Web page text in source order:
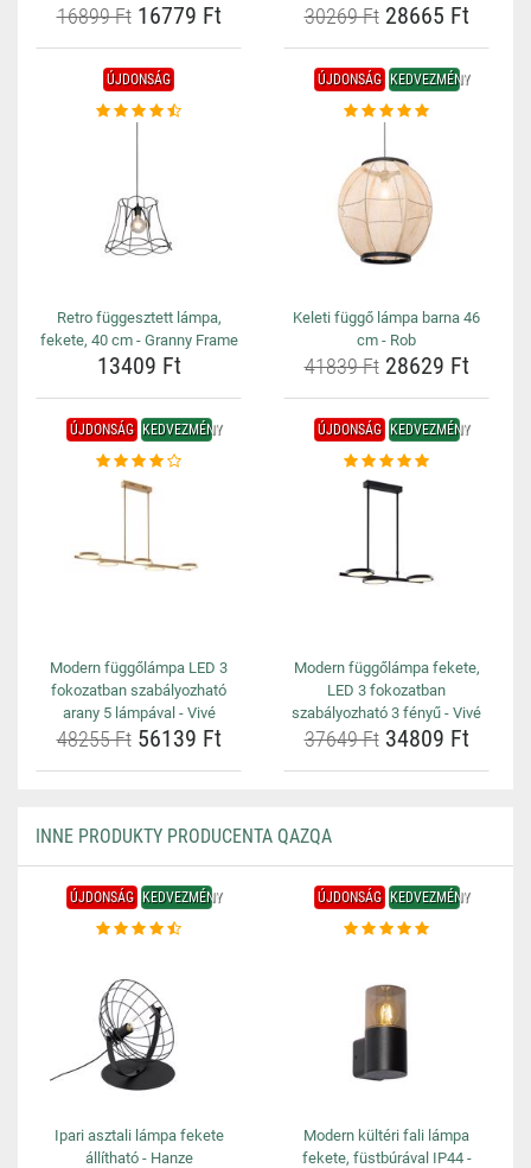
16899 Ft16779 Ft 30269 Ft28665 Ft
ÚJDONSÁG
Retro függesztett lámpa,
fekete, 40 cm - Granny Frame
13409 Ft
ÚJDONSÁG KEDVEZMÉNY
Keleti függő lámpa barna 46
cm - Rob
41839 Ft28629 Ft
ÚJDONSÁG KEDVEZMÉNY
Modern függőlámpa LED 3
fokozatban szabályozható
arany 5 lámpával - Vivé
48255 Ft56139 Ft
ÚJDONSÁG KEDVEZMÉNY
Modern függőlámpa fekete,
LED 3 fokozatban
szabályozható 3 fényű - Vivé
37649 Ft34809 Ft
INNE PRODUKTY PRODUCENTA QAZQA
ÚJDONSÁG KEDVEZMÉNY
Ipari asztali lámpa fekete
állítható - Hanze
ÚJDONSÁG KEDVEZMÉNY
Modern kültéri fali lámpa
fekete, füstbúrával IP44 -